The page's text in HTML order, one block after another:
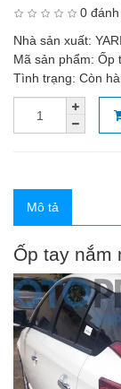
0 đánh
Nhà sản xuất:
Mã sản phẩm: Ốp
Tình trạng: Còn
Mô tả
Ốp tay nắm